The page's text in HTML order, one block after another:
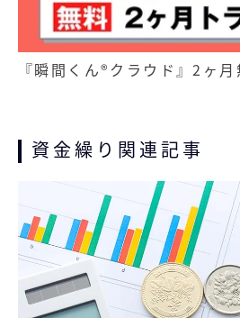
『瞬間くん®クラウド』2ヶ
資金繰り関連記事